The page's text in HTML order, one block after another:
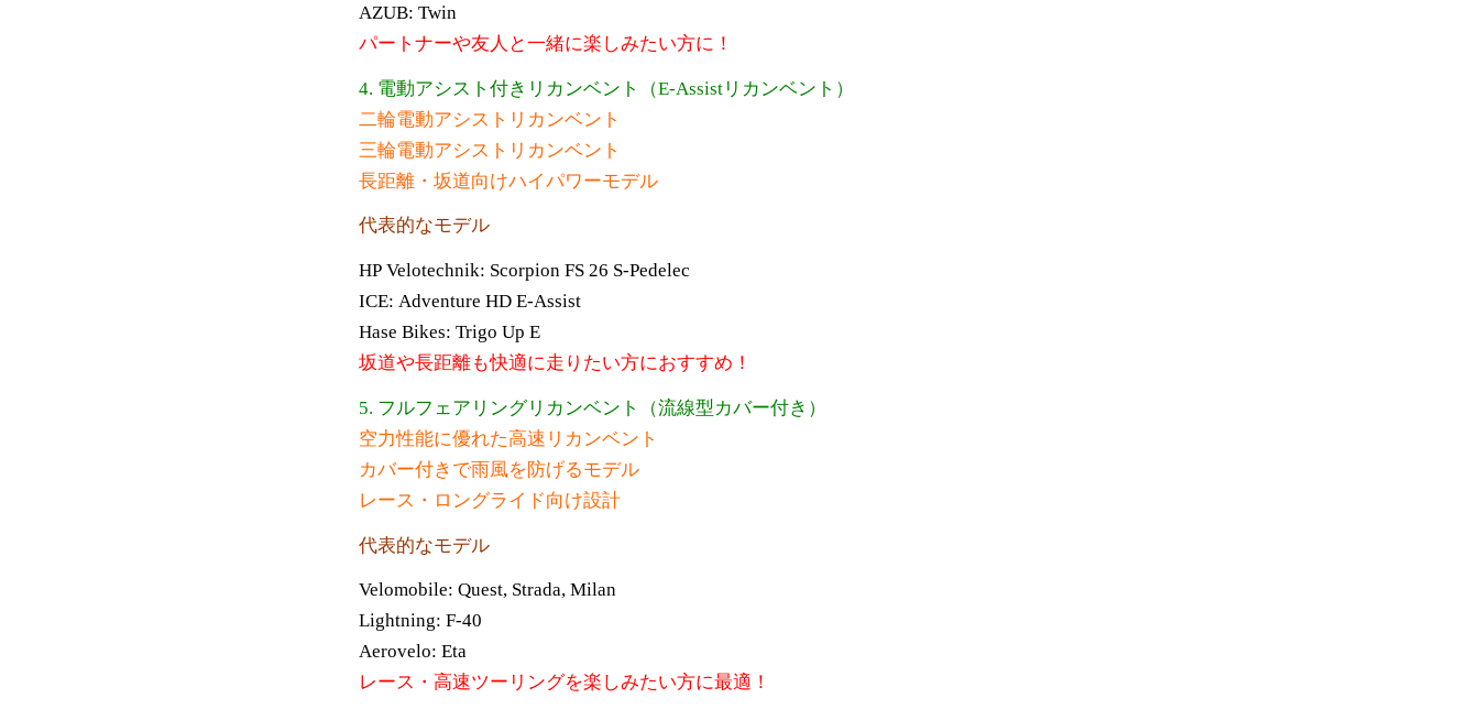
AZUB: Twin
パートナーや友人と一緒に楽しみたい方に！
4. 電動アシスト付きリカンベント（E-Assistリカンベント）
二輪電動アシストリカンベント
三輪電動アシストリカンベント
長距離・坂道向けハイパワーモデル
代表的なモデル
HP Velotechnik: Scorpion FS 26 S-Pedelec
ICE: Adventure HD E-Assist
Hase Bikes: Trigo Up E
坂道や長距離も快適に走りたい方におすすめ！
5. フルフェアリングリカンベント（流線型カバー付き）
空力性能に優れた高速リカンベント
カバー付きで雨風を防げるモデル
レース・ロングライド向け設計
代表的なモデル
Velomobile: Quest, Strada, Milan
Lightning: F-40
Aerovelo: Eta
レース・高速ツーリングを楽しみたい方に最適！